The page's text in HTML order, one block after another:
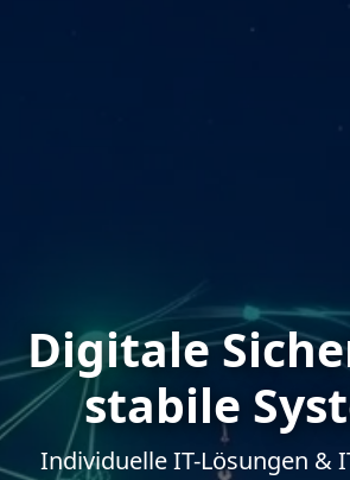
Digitale
stabile
Individuelle IT-Lösungen &